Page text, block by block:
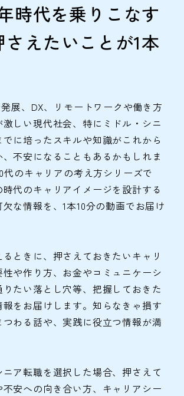
時代を乗りこなす
さえたいことが1本
展、DX、リモートワークや働き方
しい現代社会、特にミドル・シニ
に培ったスキルや知識がこれから
不安になることもあるかもしれま
のキャリアの考え方シリーズで
代のキャリアイメージを設計する
な情報を、1本10分の動画でお届け
ときに、押さえておきたいキャリ
や作り方、お金やコミュニケーシ
りたい落とし穴等、把握しておきた
をお届けします。知らなきゃ損す
わる話や、実践に役立つ情報が満
ニア転職を選択した場合、押さえて
安への向き合い方、キャリアシー